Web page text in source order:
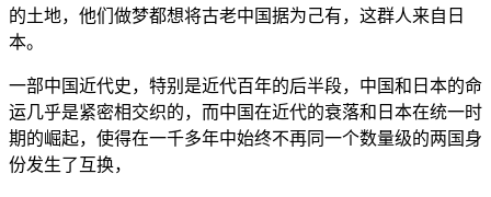
的土地，他们做梦都想将古老中国据为己有，这群人来自日
本。
一部中国近代史，特别是近代百年的后半段，中国和日本的命
运几乎是紧密相交织的，而中国在近代的衰落和日本在统一时
期的崛起，使得在一千多年中始终不再同一个数量级的两国身
份发生了互换，